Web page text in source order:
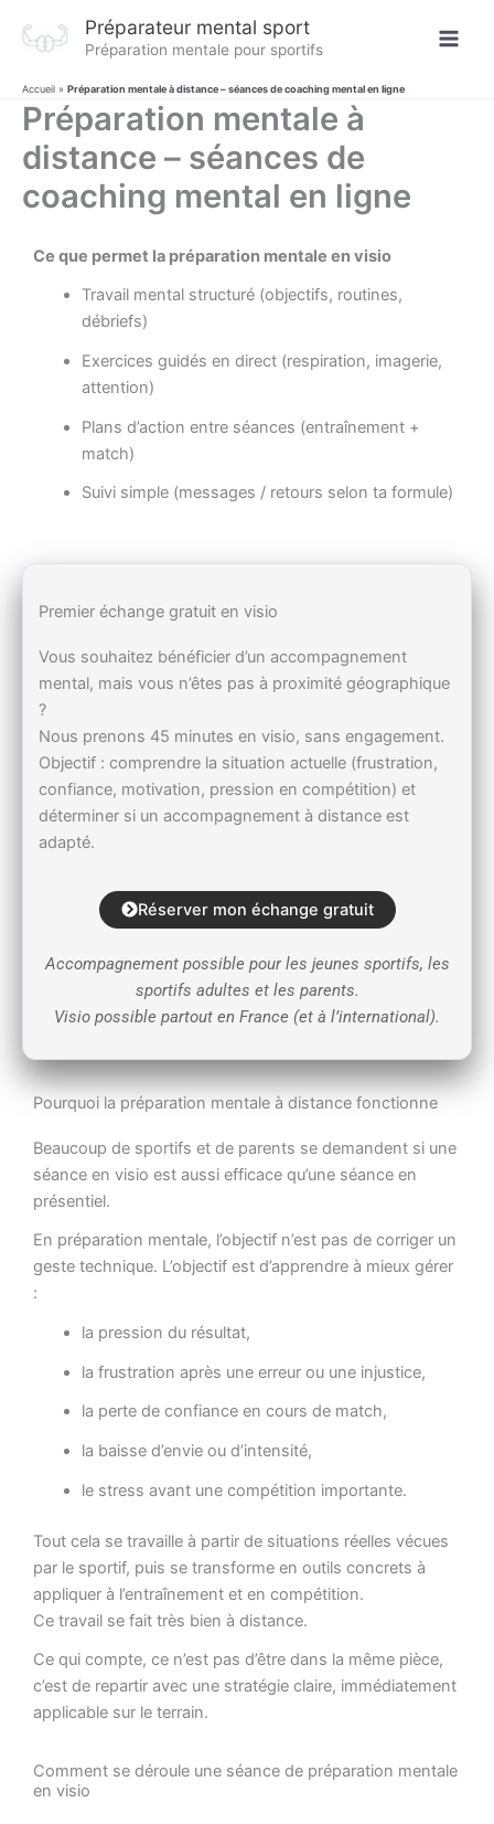
Préparateur mental sport
Préparation mentale pour sportifs
Accueil » Préparation mentale à distance – séances de coaching mental en ligne
Préparation mentale à
distance – séances de
coaching mental en ligne
Ce que permet la préparation mentale en visio
Travail mental structuré (objectifs, routines,
débriefs)
Exercices guidés en direct (respiration, imagerie,
attention)
Plans d’action entre séances (entraînement +
match)
Suivi simple (messages / retours selon ta formule)
Premier échange gratuit en visio
Vous souhaitez bénéficier d’un accompagnement
mental, mais vous n’êtes pas à proximité géographique
?
Nous prenons 45 minutes en visio, sans engagement.
Objectif : comprendre la situation actuelle (frustration,
confiance, motivation, pression en compétition) et
déterminer si un accompagnement à distance est
adapté.
Réserver mon échange gratuit
Accompagnement possible pour les jeunes sportifs, les
sportifs adultes et les parents.
Visio possible partout en France (et à l’international).
Pourquoi la préparation mentale à distance fonctionne
Beaucoup de sportifs et de parents se demandent si une
séance en visio est aussi efficace qu’une séance en
présentiel.
En préparation mentale, l’objectif n’est pas de corriger un
geste technique. L’objectif est d’apprendre à mieux gérer
:
la pression du résultat,
la frustration après une erreur ou une injustice,
la perte de confiance en cours de match,
la baisse d’envie ou d’intensité,
le stress avant une compétition importante.
Tout cela se travaille à partir de situations réelles vécues
par le sportif, puis se transforme en outils concrets à
appliquer à l’entraînement et en compétition.
Ce travail se fait très bien à distance.
Ce qui compte, ce n’est pas d’être dans la même pièce,
c’est de repartir avec une stratégie claire, immédiatement
applicable sur le terrain.
Comment se déroule une séance de préparation mentale
en visio